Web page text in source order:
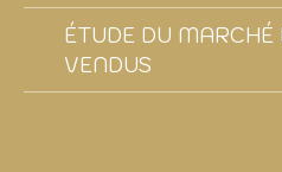
ÉTUDE DU MARCHÉ
VENDUS